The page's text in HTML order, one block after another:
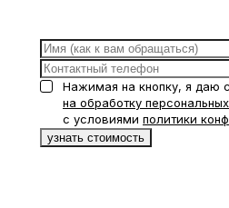
Нажимая на кнопку, я даю
на обработку
с условиями политики